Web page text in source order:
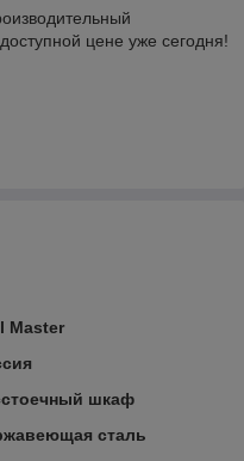
цене уже сегодня!
Master
шкаф
сталь